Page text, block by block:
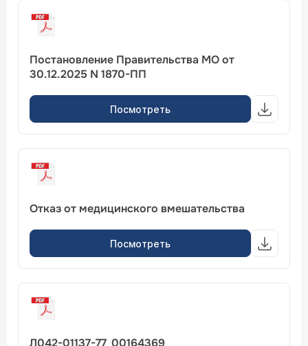
Постановление Правительства МО от
30.12.2025 N 1870-ПП
Посмотреть
Отказ от медицинского вмешательства
Посмотреть
Л042-01137-77_00164369